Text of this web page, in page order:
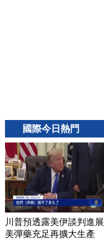
國際今日熱門
川普預透露美伊談判進展
美彈藥充足再擴大生產